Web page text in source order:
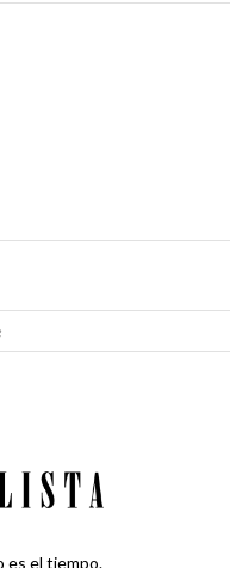
es el tiempo.